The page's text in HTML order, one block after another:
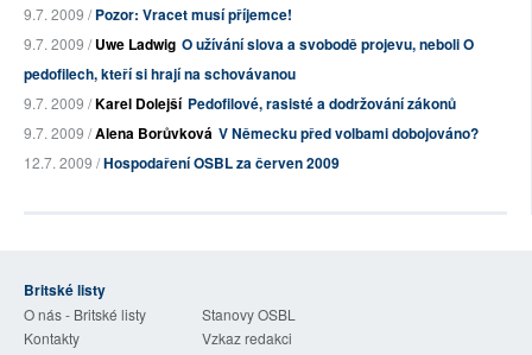
9.7. 2009 /Pozor: Vracet musí příjemce!
9.7. 2009 /Uwe Ladwig O užívání slova a svobodě projevu, neboli O
pedofilech, kteří si hrají na schovávanou
9.7. 2009 /Karel Dolejší Pedofilové, rasisté a dodržování zákonů
9.7. 2009 /Alena Borůvková V Německu před volbami dobojováno?
12.7. 2009 /Hospodaření OSBL za červen 2009
Britské listy
O nás - Britské listy
Stanovy OSBL
Kontakty
Vzkaz redakci